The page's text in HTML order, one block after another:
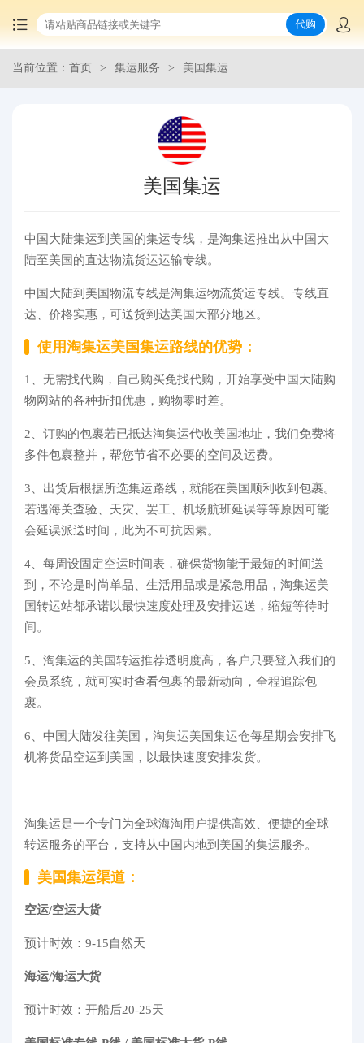
首页
查询运单
最新公告
代购问答
代购
当前位置：首页 集运服务 美国集运
美国集运
中国大陆集运到美国的集运专线，是淘集运推出从中国大
陆至美国的直达物流货运运输专线。
中国大陆到美国物流专线是淘集运物流货运专线。专线直
达、价格实惠，可送货到达美国大部分地区。
使用淘集运美国集运路线的优势：
1、无需找代购，自己购买免找代购，开始享受中国大陆购
物网站的各种折扣优惠，购物零时差。
2、订购的包裹若已抵达淘集运代收美国地址，我们免费将
多件包裹整并，帮您节省不必要的空间及运费。
3、出货后根据所选集运路线，就能在美国顺利收到包裹。
若遇海关查验、天灾、罢工、机场航班延误等等原因可能
会延误派送时间，此为不可抗因素。
4、每周设固定空运时间表，确保货物能于最短的时间送
到，不论是时尚单品、生活用品或是紧急用品，淘集运美
国转运站都承诺以最快速度处理及安排运送，缩短等待时
间。
5、淘集运的美国转运推荐透明度高，客户只要登入我们的
会员系统，就可实时查看包裹的最新动向，全程追踪包
裹。
6、中国大陆发往美国，淘集运美国集运仓每星期会安排飞
机将货品空运到美国，以最快速度安排发货。
淘集运是一个专门为全球海淘用户提供高效、便捷的全球
转运服务的平台，支持从中国内地到美国的集运服务。
美国集运渠道：
空运/空运大货
预计时效：9-15自然天
海运/海运大货
预计时效：开船后20-25天